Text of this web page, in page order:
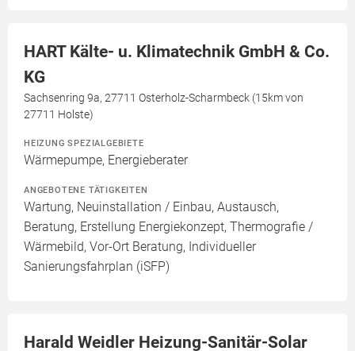
HART Kälte- u. Klimatechnik GmbH & Co.
KG
Sachsenring 9a, 27711 Osterholz-Scharmbeck (15km von
27711 Holste)
HEIZUNG SPEZIALGEBIETE
Wärmepumpe, Energieberater
ANGEBOTENE TÄTIGKEITEN
Wartung, Neuinstallation / Einbau, Austausch,
Beratung, Erstellung Energiekonzept, Thermografie /
Wärmebild, Vor-Ort Beratung, Individueller
Sanierungsfahrplan (iSFP)
Harald Weidler Heizung-Sanitär-Solar